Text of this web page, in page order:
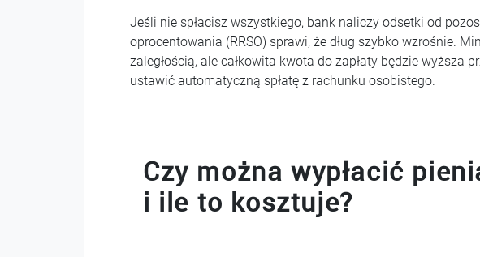
Jeśli nie spłacisz wszystkiego, bank naliczy odsetki od
oprocentowania (RRSO) sprawi, że dług szybko wzrośnie.
zaległością, ale całkowita kwota do zapłaty będzie wyższa
ustawić automatyczną spłatę z rachunku osobistego.
Czy można wypłacić
i ile to kosztuje?